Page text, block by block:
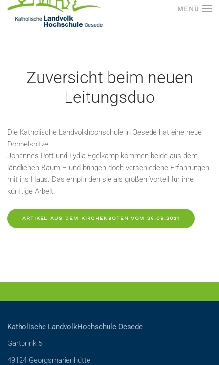
MENÜ
Zuversicht beim neuen
Leitungsduo
Die Katholische Landvolkhochschule in Oesede hat eine neue
Doppelspitze.
Johannes Pott und Lydia Egelkamp kommen beide aus dem
ländlichen Raum – und bringen doch verschiedene Erfahrungen
mit ins Haus. Das empfinden sie als großen Vorteil für ihre
künftige Arbeit.
ARTIKEL AUS DEM KIRCHENBOTEN VOM 26.09.2021
Katholische LandvolkHochschule Oesede
Gartbrink 5
49124 Georgsmarienhütte